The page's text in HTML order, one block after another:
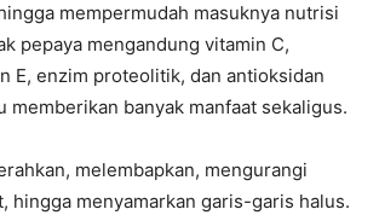
mempermudah masuknya nutrisi
pepaya mengandung vitamin C,
E, enzim proteolitik, dan antioksidan
memberikan banyak manfaat sekaligus.
melembapkan, mengurangi
hingga menyamarkan garis-garis halus.